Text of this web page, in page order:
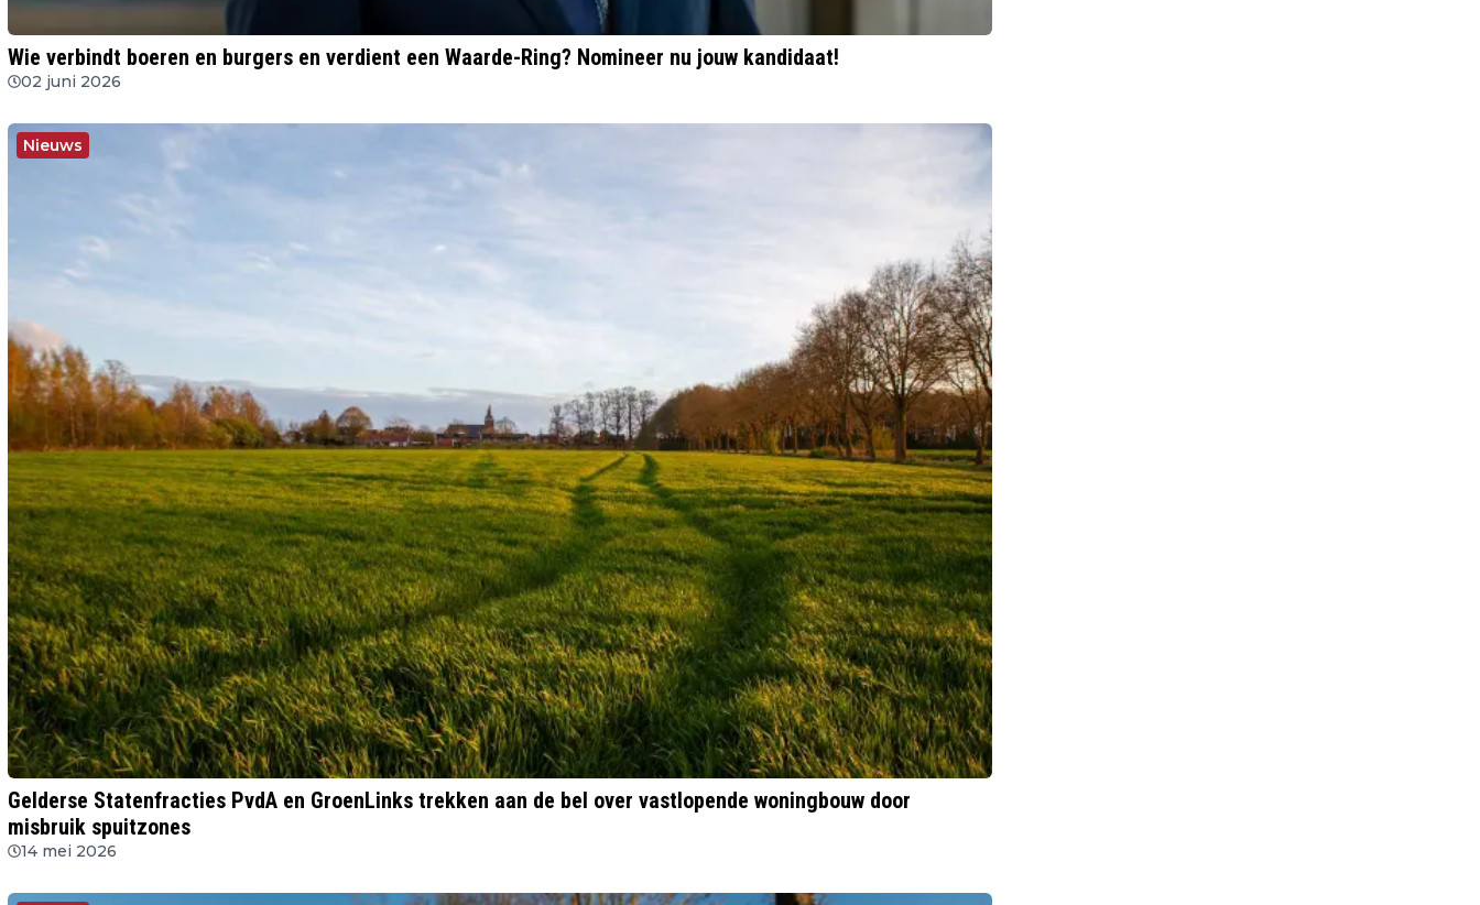
Wie verbindt boeren en burgers en verdient een Waarde-Ring? Nomineer nu jouw kandidaat!
02 juni 2026
Nieuws
Gelderse Statenfracties PvdA en GroenLinks trekken aan de bel over vastlopende woningbouw door
misbruik spuitzones
14 mei 2026